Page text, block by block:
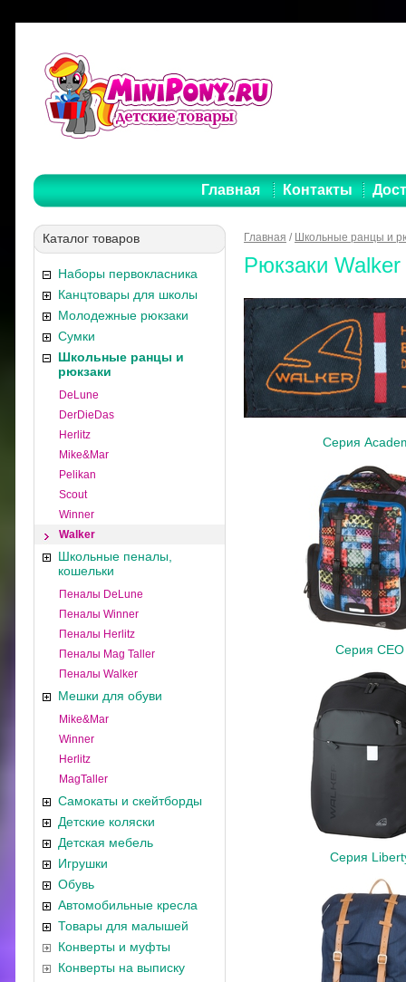
Главная Контакты
Каталог товаров
Наборы первокласника
Канцтовары для школы
Молодежные рюкзаки
Сумки
Школьные ранцы и
рюкзаки
DeLune
DerDieDas
Herlitz
Mike&Mar
Pelikan
Scout
Winner
Walker
Школьные пеналы,
кошельки
Пеналы DeLune
Пеналы Winner
Пеналы Herlitz
Пеналы Mag Taller
Пеналы Walker
Мешки для обуви
Mike&Mar
Winner
Herlitz
MagTaller
Самокаты и скейтборды
Детские коляски
Детская мебель
Игрушки
Обувь
Автомобильные кресла
Товары для малышей
Конверты и муфты
Конверты на выписку
Главная / Школьные ранцы и
Рюкзаки Walker
Серия
Серия CEO
Серия